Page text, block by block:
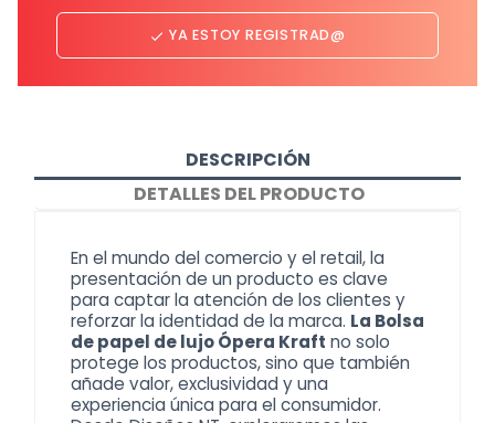
done YA ESTOY REGISTRAD@
DESCRIPCIÓN
DETALLES DEL PRODUCTO
En el mundo del comercio y el retail, la
presentación de un producto es clave
para captar la atención de los clientes y
reforzar la identidad de la marca. La Bolsa
de papel de lujo Ópera Kraft no solo
protege los productos, sino que también
añade valor, exclusividad y una
experiencia única para el consumidor.